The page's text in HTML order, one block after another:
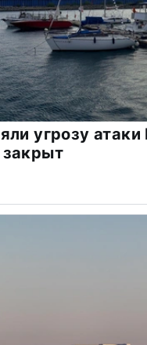
угрозу
закрыт